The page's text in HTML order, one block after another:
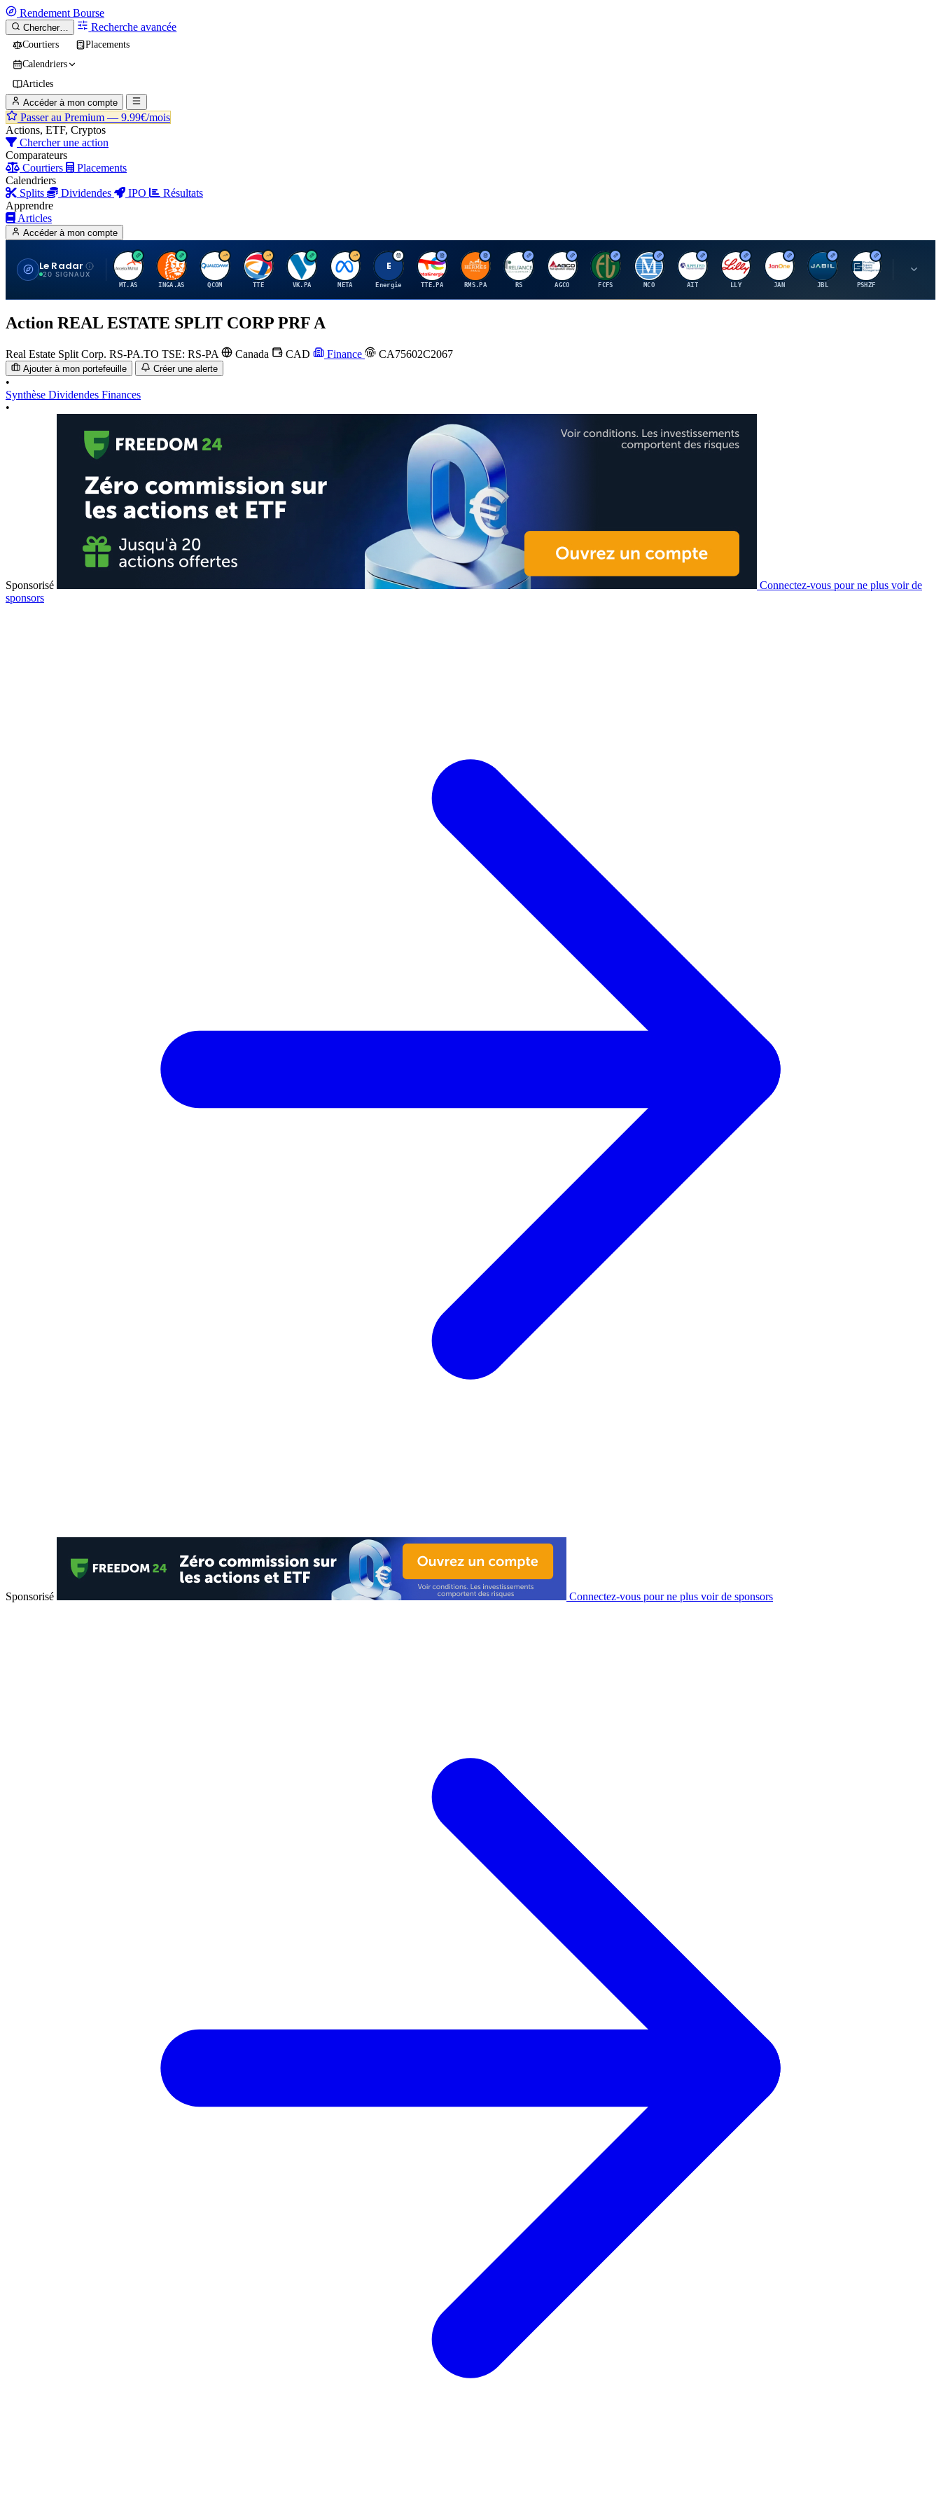
Rendement Bourse
Chercher… Recherche avancée
Courtiers
Placements
Calendriers
Articles
Accéder à mon compte
Passer au Premium — 9.99€/mois
Actions, ETF, Cryptos
Chercher une action
Comparateurs
Courtiers
Placements
Calendriers
Splits
Dividendes IPO
Résultats
Apprendre
Articles
Accéder à mon compte
Le Radar
20 SIGNAUX
A
MT.AS
I
INGA.AS
Q
QCOM
T
TTE
V
VK.PA
M
META
E
Energie
T
TTE.PA
H
RMS.PA
R
RS
A
AGCO
F
FCFS
M
MCO
A
AIT
E
LLY
J
JAN
J
JBL
P
PSHZF
O
Action REAL ESTATE SPLIT CORP PRF A
Real Estate Split Corp. RS-PA.TO TSE: RS-PA Canada CAD Finance CA75602C2067
Ajouter à mon portefeuille Créer une alerte
•
Synthèse Dividendes Finances
•
Sponsorisé
Connectez-vous pour ne plus voir de
sponsors
Sponsorisé Connectez-vous pour ne plus voir de sponsors